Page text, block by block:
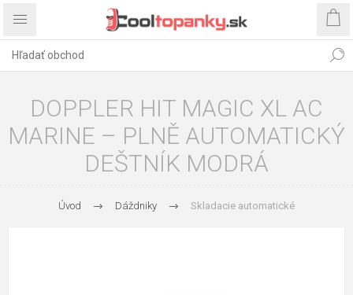
DOPPLER HIT MAGIC XL AC
MARINE – PLNĚ AUTOMATICKÝ
DEŠTNÍK MODRÁ
Úvod Dáždniky Skladacie automatické